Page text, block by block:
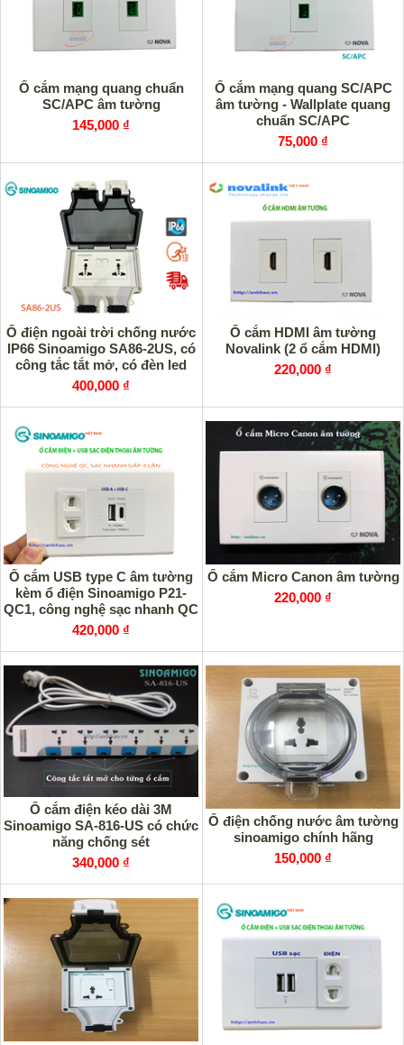
Ổ cắm mạng quang chuẩn
SC/APC âm tường
145,000 ₫
Ổ cắm mạng quang SC/APC
âm tường - Wallplate quang
chuẩn SC/APC
75,000 ₫
Ổ điện ngoài trời chống nước
IP66 Sinoamigo SA86-2US, có
công tắc tắt mở, có đèn led
hiển thị trạng thái hoạt động
400,000 ₫
Ổ cắm HDMI âm tường
Novalink (2 ổ cắm HDMI)
220,000 ₫
Ổ cắm USB type C âm tường
kèm ổ điện Sinoamigo P21-
QC1, công nghệ sạc nhanh QC
3.0
420,000 ₫
Ổ cắm Micro Canon âm tường
220,000 ₫
Ổ cắm điện kéo dài 3M
Sinoamigo SA-816-US có chức
năng chống sét
340,000 ₫
Ổ điện chống nước âm tường
sinoamigo chính hãng
150,000 ₫